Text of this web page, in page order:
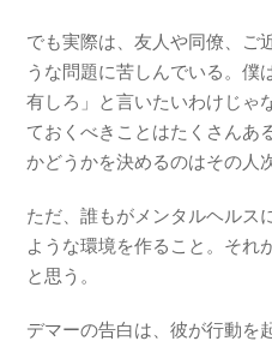
でも実際は、友人や同僚、ご
うな問題に苦しんでいる。僕
有しろ」と言いたいわけじゃ
ておくべきことはたくさんあ
かどうかを決めるのはその人
ただ、誰もがメンタルヘルス
ような環境を作ること。それ
と思う。
デマーの告白は、彼が行動を